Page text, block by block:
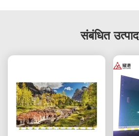
संबंधित उत्पाद